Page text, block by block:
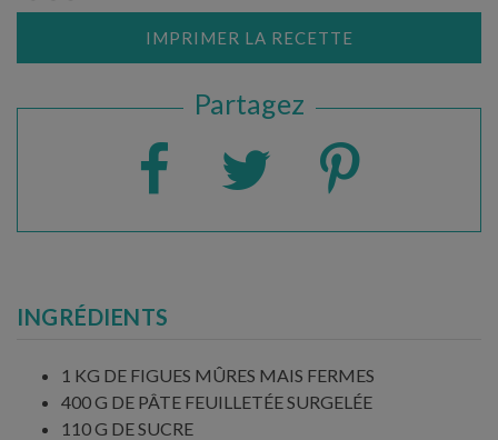
IMPRIMER LA RECETTE
Partagez
INGRÉDIENTS
1 KG DE FIGUES MÛRES MAIS FERMES
400 G DE PÂTE FEUILLETÉE SURGELÉE
110 G DE SUCRE